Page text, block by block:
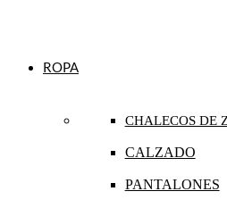
ROPA
CHALECOS DE
CALZADO
PANTALONES